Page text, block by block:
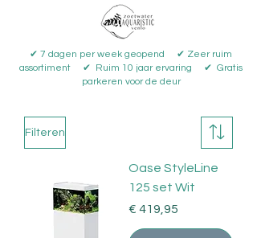
✔ 7 dagen per week geopend ✔ Zeer ruim
assortiment ✔ Ruim 10 jaar ervaring ✔ Gratis
parkeren voor de deur
Filteren
Oase StyleLine
125 set Wit
Prijs
€ 419,95